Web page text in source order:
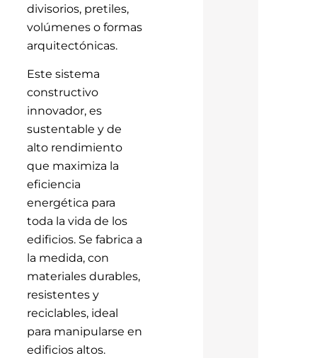
divisorios, pretiles,
volúmenes o formas
arquitectónicas.
Este sistema
constructivo
innovador, es
sustentable y de
alto rendimiento
que maximiza la
eficiencia
energética para
toda la vida de los
edificios. Se fabrica a
la medida, con
materiales durables,
resistentes y
reciclables, ideal
para manipularse en
edificios altos.